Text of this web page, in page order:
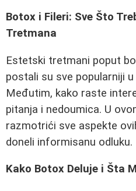
Botox i Fileri: Sve Što
Tretmana
Estetski tretmani poput
postali su sve popularniji
Međutim, kako raste
pitanja i nedoumica. U
razmotrići sve aspekte
doneli informisanu odluku.
Kako Botox Deluje i Šta